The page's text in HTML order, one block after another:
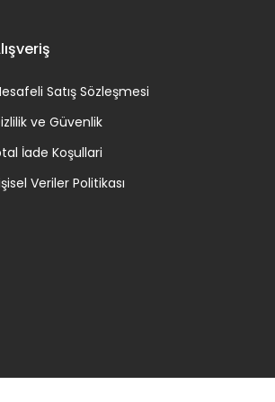
Satış Sözleşmesi
ve Güvenlik
İade Koşullari
Veriler Politikası